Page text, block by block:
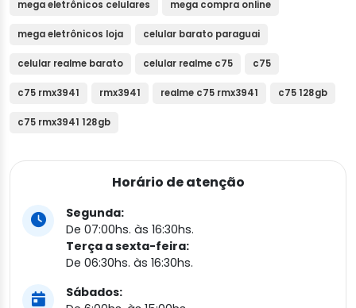
mega eletrônicos celulares mega compra online
mega eletrônicos loja celular barato paraguai
celular realme barato celular realme c75 c75
c75 rmx3941 rmx3941 realme c75 rmx3941 c75 128gb
c75 rmx3941 128gb
Horário de atenção
Segunda:
De 07:00hs. às 16:30hs.
Terça a sexta-feira:
De 06:30hs. às 16:30hs.
Sábados: